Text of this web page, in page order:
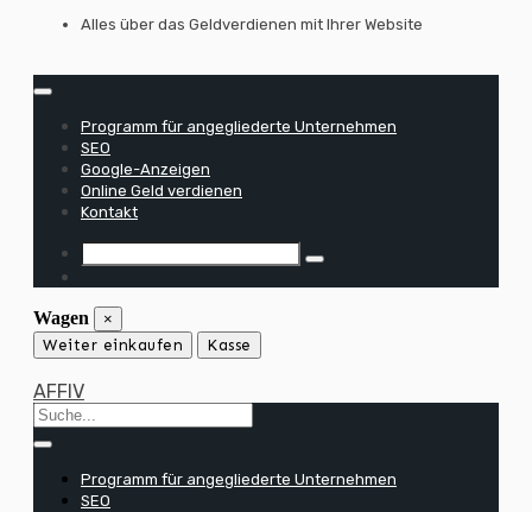
Zum
Alles über das Geldverdienen mit Ihrer Website
Programm für angegliederte Unternehmen
SEO
Google-Anzeigen
Online Geld verdienen
Kontakt
Wagen ×
Weiter einkaufen Kasse
AFFIV
Programm für angegliederte Unternehmen
SEO